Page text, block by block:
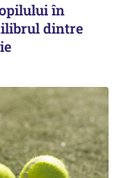
în
dintre